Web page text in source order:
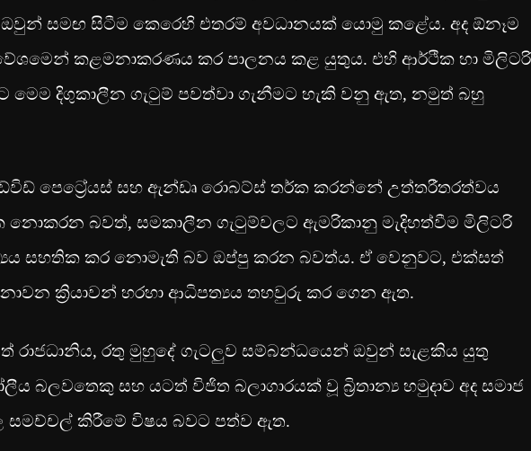
සමඟ සිටීම කෙරෙහි එතරම් අවධානයක් යොමු කළේය. අද ඕනෑම
කළමනාකරණය කර පාලනය කළ යුතුය. එහි ආර්ථික හා මිලිටරි
දිගුකාලීන ගැටුම් පවත්වා ගැනීමට හැකි වනු ඇත, නමුත් බහු
පෙට්‍රේයස් සහ ඇන්ඩෘ රොබට්ස් තර්ක කරන්නේ උත්තරීතරත්වය
නොකරන බවත්, සමකාලීන ගැටුම්වලට ඇමරිකානු මැදිහත්වීම මිලිටරි
සහතික කර නොමැති බව ඔප්පු කරන බවත්ය. ඒ වෙනුවට, එක්සත්
ක්‍රියාවන් හරහා ආධිපත්‍යය තහවුරු කර ගෙන ඇත.
රාජධානිය, රතු මුහුදේ ගැටලුව සම්බන්ධයෙන් ඔවුන් සැළකිය යුතු
බලවතෙකු සහ යටත් විජිත බලාගාරයක් වූ බ්‍රිතාන්‍ය හමුදාව අද සමාජ
සමච්චල් කිරීමේ විෂය බවට පත්ව ඇත.